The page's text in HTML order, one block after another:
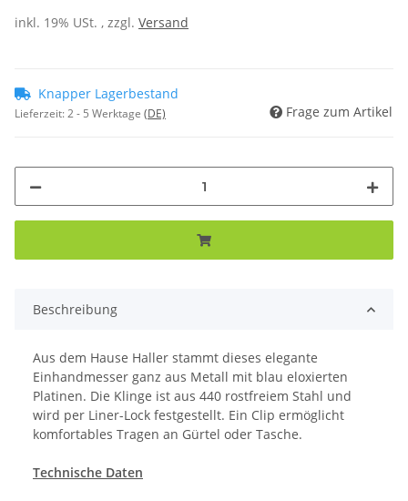
inkl. 19% USt. , zzgl. Versand
Knapper Lagerbestand
Lieferzeit:2 - 5 Werktage (DE) Frage zum Artikel
Beschreibung
Aus dem Hause Haller stammt dieses elegante
Einhandmesser ganz aus Metall mit blau eloxierten
Platinen. Die Klinge ist aus 440 rostfreiem Stahl und
wird per Liner-Lock festgestellt. Ein Clip ermöglicht
komfortables Tragen an Gürtel oder Tasche.
Technische Daten